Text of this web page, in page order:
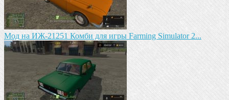
Мод на ИЖ-21251 Комби для игры Farming Simulator 2...